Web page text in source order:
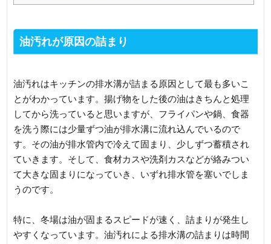
油汚れが原因の詰まり
油汚れはキッチンの排水溝が詰まる原因として最も多いこ
とがわかっています。揚げ物をした後の油はきちんと処理
してから洗っていると思いますが、フライパンや鍋、食器
を洗う際には少量ずつ油が排水溝に流れ込んでいるので
す。その油が排水管内で冷えて固まり、少しずつ蓄積され
ていきます。そして、食材カスや洗剤カスなどが絡みつい
て大きな固まりになっていき、いずれ排水管を塞いでしま
うのです。
特に、冬場は油が固まるスピードが速く、詰まりが発生し
やすくなっています。油汚れによる排水溝の詰まりは時間